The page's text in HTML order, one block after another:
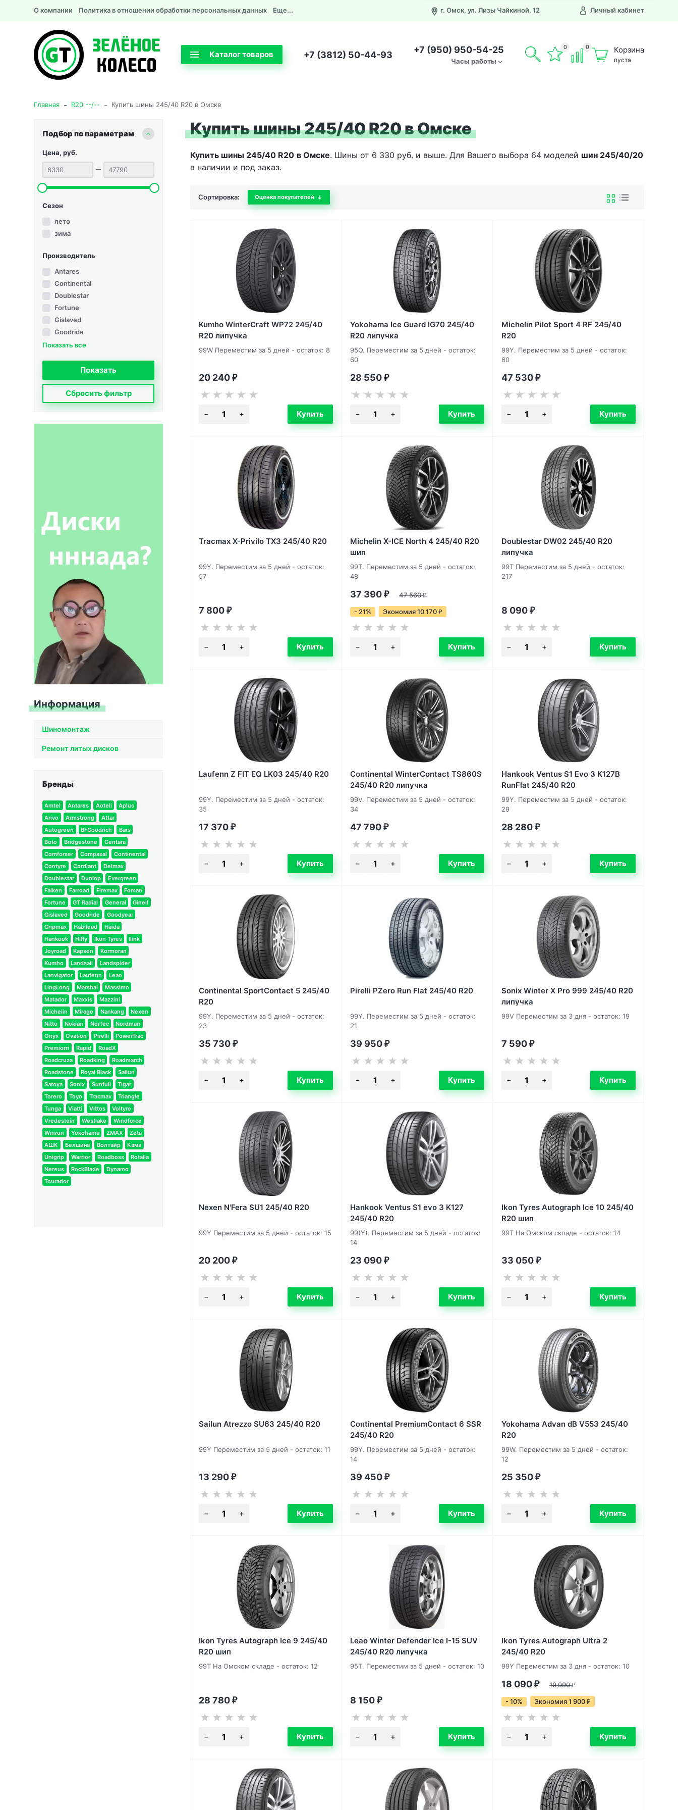
О компании Политика в отношении обработки персональных данных Еще... г. Омск, ул. Лизы Чайкиной, 12 Личный кабинет
Каталог товаров +7 (3812) 50-44-93 +7 (950) 950-54-25
Часы работы
0 0 Корзина
пуста
Главная - R20 --/-- - Купить шины 245/40 R20 в Омске
Подбор по параметрам
Цена, руб.
Сезон
лето
зима
Производитель
Antares
Continental
Doublestar
Fortune
Gislaved
Goodride
Показать все
Сбросить фильтр
Информация
Шиномонтаж
Ремонт литых дисков
Бренды
Amtel Antares Aoteli
Aplus
Arivo
Armstrong
Attar
Autogreen
BFGoodrich
Bars
Boto
Bridgestone
Centara
Comforser
Compasal
Continental
Contyre
Cordiant
Delmax
Doublestar
Dunlop
Evergreen
Falken
Farroad Firemax
Foman
Fortune
GT Radial General
Ginell
Gislaved
Goodride
Goodyear
Gripmax
Habilead
Haida
Hankook
Hifly Ikon Tyres
Ilink
Joyroad
Kapsen
Kormoran
Kumho
Landsail
Landspider
Lanvigator
Laufenn
Leao
LingLong
Marshal
Massimo
Matador
Maxxis
Mazzini
Michelin
Mirage Nankang
Nexen
Nitto
Nokian NorTec
Nordman
Onyx
Ovation Pirelli
PowerTrac
Premiorri
Rapid
RoadX
Roadcruza
Roadking
Roadmarch
Roadstone
Royal Black
Sailun
Satoya
Sonix Sunfull
Tigar
Torero
Toyo Tracmax
Triangle
Tunga
Viatti Vittos
Voltyre
Vredestein
Westlake
Windforce
Winrun
Yokohama ZMAX
Zeta
АШК
Белшина Волтайр
Кама
Unigrip
Warrior Roadboss
Rotalla
Nereus
RockBlade
Dynamo
Tourador
Купить шины 245/40 R20 в Омске
Купить шины 245/40 R20 в Омске. Шины от 6 330 руб. и выше. Для Вашего выбора 64 моделей шин 245/40/20
в наличии и под заказ.
Сортировка: Оценка покупателей
Kumho WinterCraft WP72 245/40
R20 липучка
99W Переместим за 5 дней - остаток: 8
20 240 ₽
Yokohama Ice Guard IG70 245/40
R20 липучка
95Q. Переместим за 5 дней - остаток:
60
28 550 ₽
Michelin Pilot Sport 4 RF 245/40
R20
99Y. Переместим за 5 дней - остаток:
60
47 530 ₽
Tracmax X-Privilo TX3 245/40 R20
99Y. Переместим за 5 дней - остаток:
57
7 800 ₽
Michelin X-ICE North 4 245/40 R20
шип
99T. Переместим за 5 дней - остаток:
48
37 390 ₽ 47 560₽
- 21% Экономия 10 170 ₽
Doublestar DW02 245/40 R20
липучка
99T Переместим за 5 дней - остаток:
217
8 090 ₽
Laufenn Z FIT EQ LK03 245/40 R20
99Y. Переместим за 5 дней - остаток:
35
17 370 ₽
Continental WinterContact TS860S
245/40 R20 липучка
99V. Переместим за 5 дней - остаток:
34
47 790 ₽
Hankook Ventus S1 Evo 3 K127B
RunFlat 245/40 R20
99Y. Переместим за 5 дней - остаток:
29
28 280 ₽
Continental SportContact 5 245/40
R20
99Y. Переместим за 5 дней - остаток:
23
35 730 ₽
Pirelli PZero Run Flat 245/40 R20
99Y. Переместим за 5 дней - остаток:
21
39 950 ₽
Sonix Winter X Pro 999 245/40 R20
липучка
99V Переместим за 3 дня - остаток: 19
7 590 ₽
Nexen N'Fera SU1 245/40 R20
99Y Переместим за 5 дней - остаток: 15
20 200 ₽
Hankook Ventus S1 evo 3 K127
245/40 R20
99(Y). Переместим за 5 дней - остаток:
14
23 090 ₽
Ikon Tyres Autograph Ice 10 245/40
R20 шип
99T На Омском складе - остаток: 14
33 050 ₽
Sailun Atrezzo SU63 245/40 R20
99Y Переместим за 5 дней - остаток: 11
13 290 ₽
Continental PremiumContact 6 SSR
245/40 R20
99Y. Переместим за 5 дней - остаток:
14
39 450 ₽
Yokohama Advan dB V553 245/40
R20
99W. Переместим за 5 дней - остаток:
12
25 350 ₽
Ikon Tyres Autograph Ice 9 245/40
R20 шип
99T На Омском складе - остаток: 12
28 780 ₽
Leao Winter Defender Ice I-15 SUV
245/40 R20 липучка
95T. Переместим за 5 дней - остаток: 10
8 150 ₽
Ikon Tyres Autograph Ultra 2
245/40 R20
99Y Переместим за 3 дня - остаток: 10
18 090 ₽ 19 990₽
- 10% Экономия 1 900 ₽